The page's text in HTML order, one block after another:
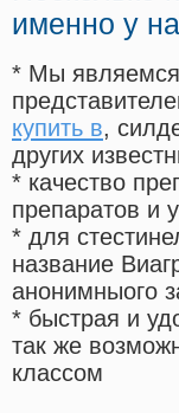
именно у
* Мы являемся
купить в,
других
* качество
препаратов и
* для
название
анонимныого
* быстрая и
так же
классом